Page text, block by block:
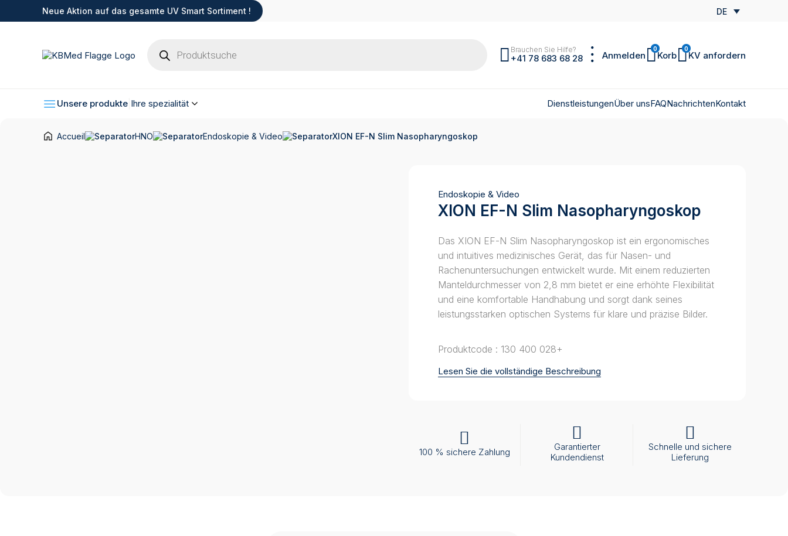
Neue Aktion auf das gesamte UV Smart Sortiment ! DE
search
Brauchen Sie Hilfe?
+41 78 683 68 28 Anmelden
0
Korb
0
KV anfordern
Unsere produkte Ihre spezialität DienstleistungenÜber unsFAQNachrichtenKontakt
Accueil HNO Endoskopie & Video XION EF-N Slim Nasopharyngoskop
Endoskopie & Video
XION EF-N Slim Nasopharyngoskop
Das XION EF-N Slim Nasopharyngoskop ist ein ergonomisches
und intuitives medizinisches Gerät, das für Nasen- und
Rachenuntersuchungen entwickelt wurde. Mit einem reduzierten
Manteldurchmesser von 2,8 mm bietet er eine erhöhte Flexibilität
und eine komfortable Handhabung und sorgt dank seines
leistungsstarken optischen Systems für klare und präzise Bilder.
Produktcode : 130 400 028+
Lesen Sie die vollständige Beschreibung
100 % sichere Zahlung
Garantierter
Kundendienst
Schnelle und sichere
Lieferung